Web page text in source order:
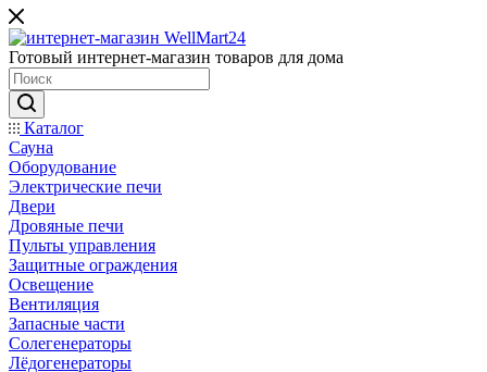
Готовый интернет-магазин товаров для дома
Каталог
Сауна
Оборудование
Электрические печи
Двери
Дровяные печи
Пульты управления
Защитные ограждения
Освещение
Вентиляция
Запасные части
Солегенераторы
Лёдогенераторы